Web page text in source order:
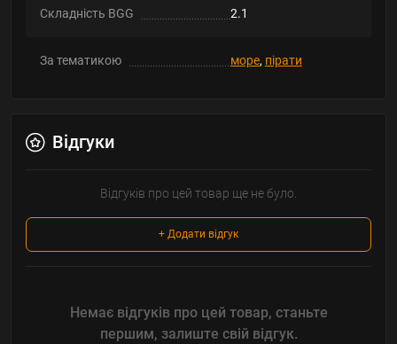
Складність BGG 2.1
За тематикою море, пірати
Відгуки
Відгуків про цей товар ще не було.
+ Додати відгук
Немає відгуків про цей товар, станьте
першим, залиште свій відгук.